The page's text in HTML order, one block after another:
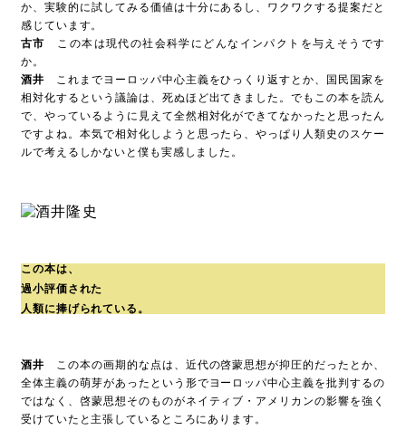
か、実験的に試してみる価値は十分にあるし、ワクワクする提案だと
感じています。
古市
この本は現代の社会科学にどんなインパクトを与えそうです
か。
酒井 これまでヨーロッパ中心主義をひっくり返すとか、国民国家を
相対化するという議論は、死ぬほど出てきました。でもこの本を読ん
で、やっているように見えて全然相対化ができてなかったと思ったん
ですよね。本気で相対化しようと思ったら、やっぱり人類史のスケー
ルで考えるしかないと僕も実感しました。
この本は、
過小評価された
人類に捧げられている。
酒井 この本の画期的な点は、近代の啓蒙思想が抑圧的だったとか、
全体主義の萌芽があったという形でヨーロッパ中心主義を批判するの
ではなく、啓蒙思想そのものがネイティブ・アメリカンの影響を強く
受けていたと主張しているところにあります。